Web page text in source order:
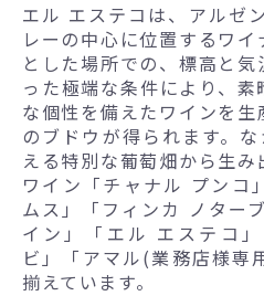
エル エステコは、アルゼ
レーの中心に位置するワ
とした場所での、標高と
った極端な条件により、
な個性を備えたワインを
のブドウが得られます。
える特別な葡萄畑から生
ワイン「チャナル プンコ
ムス」「フィンカ ノター
イン」「エル エステコ
ビ」「アマル(業務店様専
揃えています。